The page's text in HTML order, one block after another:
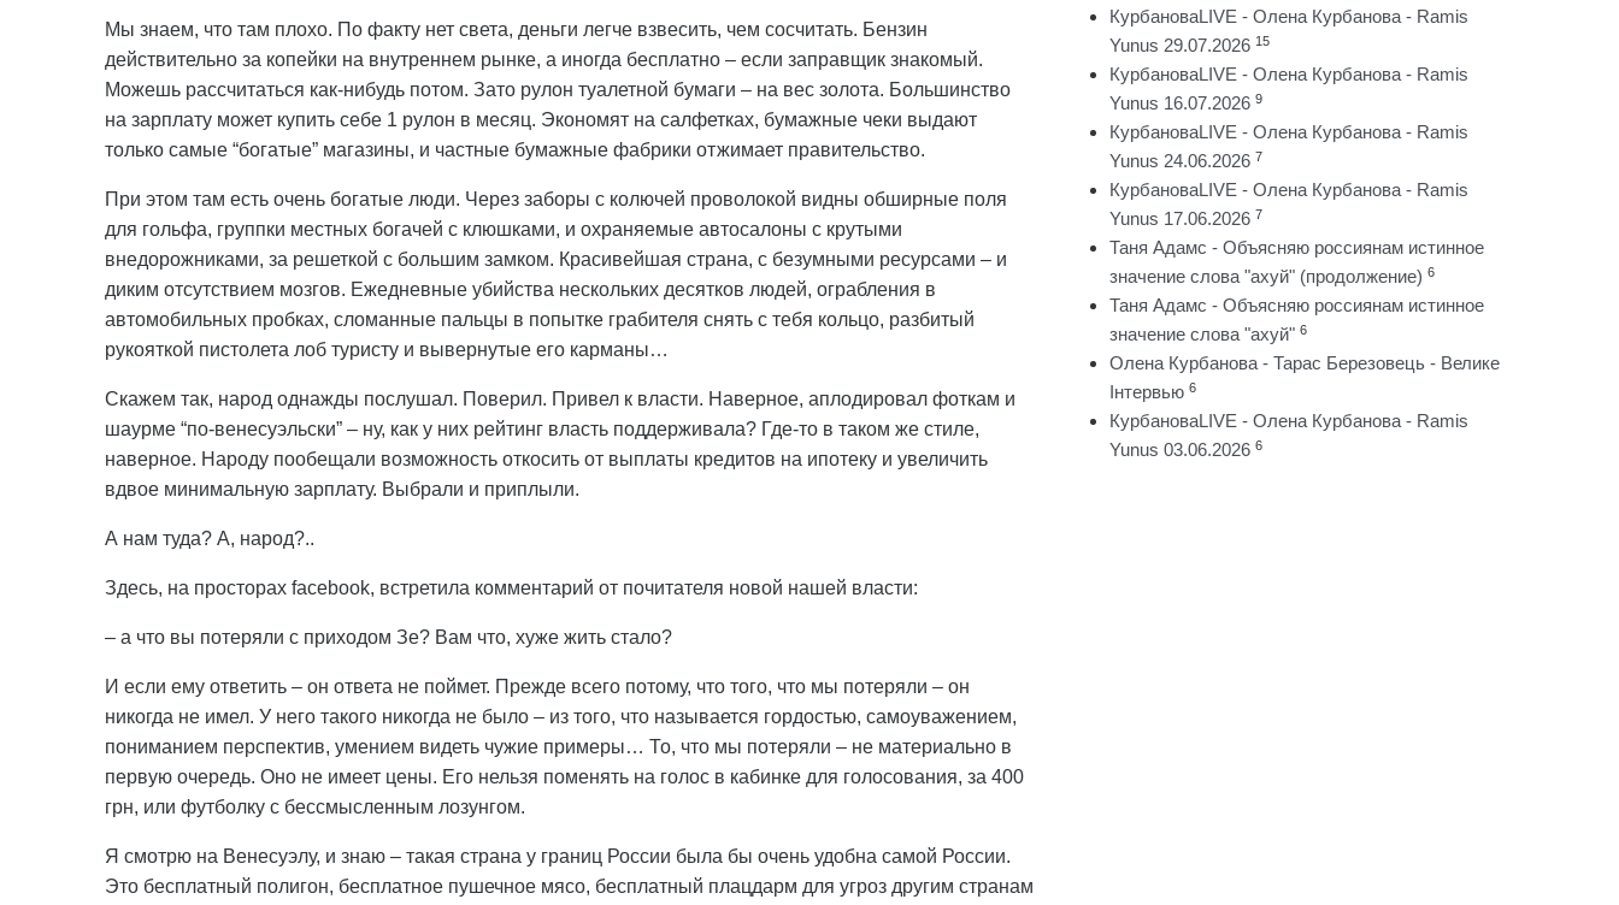
Мы знаем, что там плохо. По факту нет света, деньги легче взвесить, чем сосчитать. Бензин
действительно за копейки на внутреннем рынке, а иногда бесплатно – если заправщик знакомый.
Можешь рассчитаться как-нибудь потом. Зато рулон туалетной бумаги – на вес золота. Большинство
на зарплату может купить себе 1 рулон в месяц. Экономят на салфетках, бумажные чеки выдают
только самые “богатые” магазины, и частные бумажные фабрики отжимает правительство.
При этом там есть очень богатые люди. Через заборы с колючей проволокой видны обширные поля
для гольфа, группки местных богачей с клюшками, и охраняемые автосалоны с крутыми
внедорожниками, за решеткой с большим замком. Красивейшая страна, с безумными ресурсами – и
диким отсутствием мозгов. Ежедневные убийства нескольких десятков людей, ограбления в
автомобильных пробках, сломанные пальцы в попытке грабителя снять с тебя кольцо, разбитый
рукояткой пистолета лоб туристу и вывернутые его карманы…
Скажем так, народ однажды послушал. Поверил. Привел к власти. Наверное, аплодировал фоткам и
шаурме “по-венесуэльски” – ну, как у них рейтинг власть поддерживала? Где-то в таком же стиле,
наверное. Народу пообещали возможность откосить от выплаты кредитов на ипотеку и увеличить
вдвое минимальную зарплату. Выбрали и приплыли.
А нам туда? А, народ?..
Здесь, на просторах facebook, встретила комментарий от почитателя новой нашей власти:
– а что вы потеряли с приходом Зе? Вам что, хуже жить стало?
И если ему ответить – он ответа не поймет. Прежде всего потому, что того, что мы потеряли – он
никогда не имел. У него такого никогда не было – из того, что называется гордостью, самоуважением,
пониманием перспектив, умением видеть чужие примеры… То, что мы потеряли – не материально в
первую очередь. Оно не имеет цены. Его нельзя поменять на голос в кабинке для голосования, за 400
грн, или футболку с бессмысленным лозунгом.
Я смотрю на Венесуэлу, и знаю – такая страна у границ России была бы очень удобна самой России.
Это бесплатный полигон, бесплатное пушечное мясо, бесплатный плацдарм для угроз другим странам
КурбановаLIVE - Олена Курбанова - Ramis
Yunus 29.07.2026 15
КурбановаLIVE - Олена Курбанова - Ramis
Yunus 16.07.2026 9
КурбановаLIVE - Олена Курбанова - Ramis
Yunus 24.06.2026 7
КурбановаLIVE - Олена Курбанова - Ramis
Yunus 17.06.2026 7
Таня Адамс - Объясняю россиянам истинное
значение слова "ахуй" (продолжение) 6
Таня Адамс - Объясняю россиянам истинное
значение слова "ахуй" 6
Олена Курбанова - Тарас Березовець - Велике
Інтервью 6
КурбановаLIVE - Олена Курбанова - Ramis
Yunus 03.06.2026 6